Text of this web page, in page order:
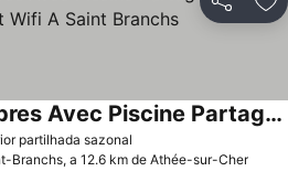
Partilhar
partilhada sazonal
Maison De 2 Chambres Avec Piscine Partagee Jardin Amenage Et Wifi A Saint Branchs
Branchs, a 12.6 km de Athée-sur-Cher